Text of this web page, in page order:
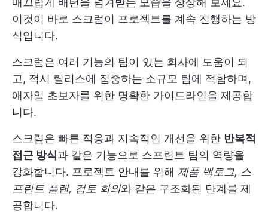
이것이 바로 스크럼이 프로젝트를 계속 진행하는 방
식입니다.
스크럼은 여러 기능의 팀이 있는 회사에 도움이 되
고, 적시 릴리스에 집중하는 소규모 팀에 적합하며,
애자일 초보자를 위한 명확한 가이드라인을 제공합
니다.
스크럼은 빠른 적응과 지속적인 개선을 위한 반복적
접근 방식과 같은 기능으로 스프린트 팀의 역량을
강화합니다. 프로젝트 안내를 위해 제품 백로그, 스
프린트 플랜, 검토 회의와 같은 구조화된 단계를 제
공합니다.